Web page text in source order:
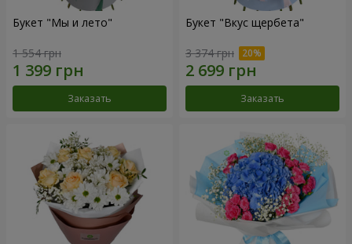
Букет "Мы и лето"
1 554 грн
Заказать
Букет "Вкус щербета"
3 374 грн
Заказать